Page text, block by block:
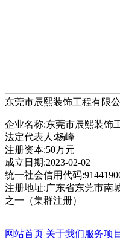
东莞市辰熙装饰工程有限
企业名称:东莞市辰熙装饰
法定代表人:杨峰
注册资本:50万元
成立日期:2023-02-02
统一社会信用代码
注册地址:广东省东莞市南
之一（集群注册）
网站首页 关于我们服务项目